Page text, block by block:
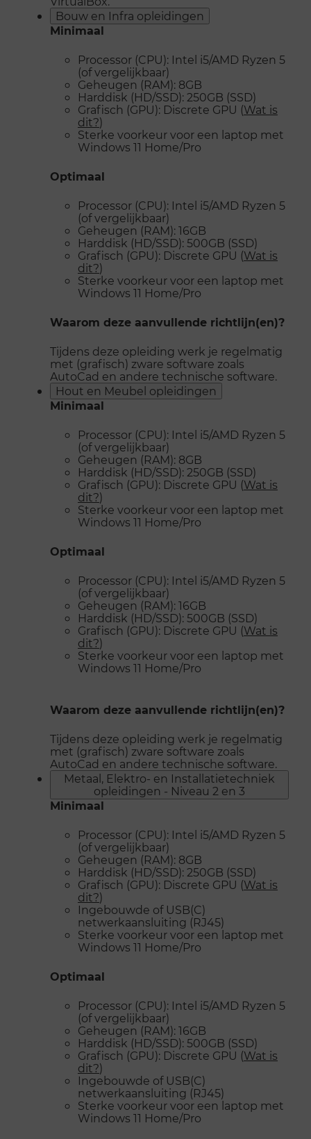
Bouw en Infra opleidingen
Minimaal
Processor (CPU): Intel i5/AMD Ryzen 5
(of vergelijkbaar)
Geheugen (RAM): 8GB
Harddisk (HD/SSD): 250GB (SSD)
Grafisch (GPU): Discrete GPU (Wat is
dit?)
Sterke voorkeur voor een laptop met
Windows 11 Home/Pro
Optimaal
Processor (CPU): Intel i5/AMD Ryzen 5
(of vergelijkbaar)
Geheugen (RAM): 16GB
Harddisk (HD/SSD): 500GB (SSD)
Grafisch (GPU): Discrete GPU (Wat is
dit?)
Sterke voorkeur voor een laptop met
Windows 11 Home/Pro
Waarom deze aanvullende richtlijn(en)?
Tijdens deze opleiding werk je regelmatig
met (grafisch) zware software zoals
AutoCad en andere technische software.
Hout en Meubel opleidingen
Minimaal
Processor (CPU): Intel i5/AMD Ryzen 5
(of vergelijkbaar)
Geheugen (RAM): 8GB
Harddisk (HD/SSD): 250GB (SSD)
Grafisch (GPU): Discrete GPU (Wat is
dit?)
Sterke voorkeur voor een laptop met
Windows 11 Home/Pro
Optimaal
Processor (CPU): Intel i5/AMD Ryzen 5
(of vergelijkbaar)
Geheugen (RAM): 16GB
Harddisk (HD/SSD): 500GB (SSD)
Grafisch (GPU): Discrete GPU (Wat is
dit?)
Sterke voorkeur voor een laptop met
Windows 11 Home/Pro
Waarom deze aanvullende richtlijn(en)?
Tijdens deze opleiding werk je regelmatig
met (grafisch) zware software zoals
AutoCad en andere technische software.
Metaal, Elektro- en Installatietechniek
opleidingen - Niveau 2 en 3
Minimaal
Processor (CPU): Intel i5/AMD Ryzen 5
(of vergelijkbaar)
Geheugen (RAM): 8GB
Harddisk (HD/SSD): 250GB (SSD)
Grafisch (GPU): Discrete GPU (Wat is
dit?)
Ingebouwde of USB(C)
netwerkaansluiting (RJ45)
Sterke voorkeur voor een laptop met
Windows 11 Home/Pro
Optimaal
Processor (CPU): Intel i5/AMD Ryzen 5
(of vergelijkbaar)
Geheugen (RAM): 16GB
Harddisk (HD/SSD): 500GB (SSD)
Grafisch (GPU): Discrete GPU (Wat is
dit?)
Ingebouwde of USB(C)
netwerkaansluiting (RJ45)
Sterke voorkeur voor een laptop met
Windows 11 Home/Pro